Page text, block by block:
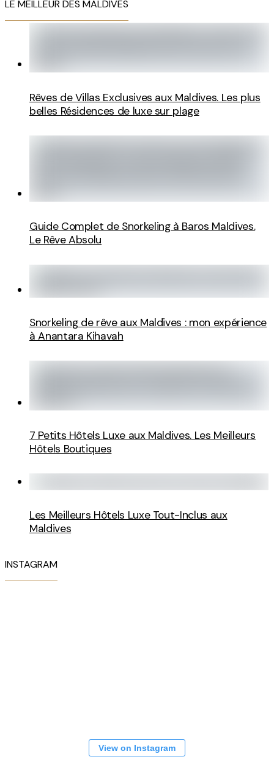
LE MEILLEUR DES MALDIVES
Rêves de Villas Exclusives aux Maldives. Les plus
belles Résidences de luxe sur plage
Guide Complet de Snorkeling à Baros Maldives.
Le Rêve Absolu
Snorkeling de rêve aux Maldives : mon expérience
à Anantara Kihavah
7 Petits Hôtels Luxe aux Maldives. Les Meilleurs
Hôtels Boutiques
Les Meilleurs Hôtels Luxe Tout-Inclus aux
Maldives
INSTAGRAM
View on Instagram